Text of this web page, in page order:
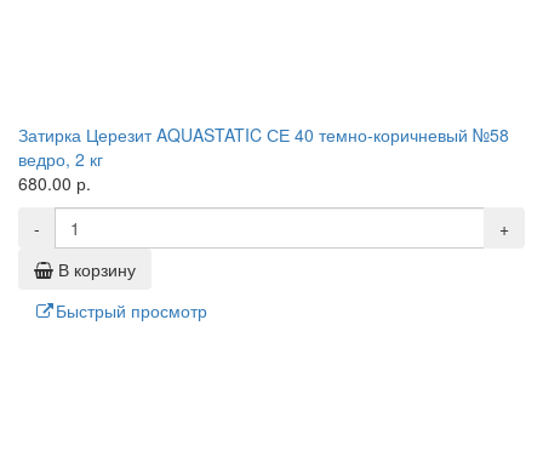
Затирка Церезит AQUASTATIC СЕ 40 темно-коричневый №58
ведро, 2 кг
680.00 р.
-
+
В корзину
Быстрый просмотр